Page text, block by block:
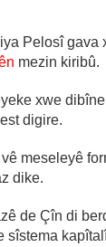
Pelosî gava
mezin kiribû.
xwe
digire.
meseleyê
dike.
de Çîn di
sîstema